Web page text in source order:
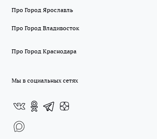
Про Город Ярославль
Про Город Владивосток
Про Город Краснодара
Мы в социальных сетях